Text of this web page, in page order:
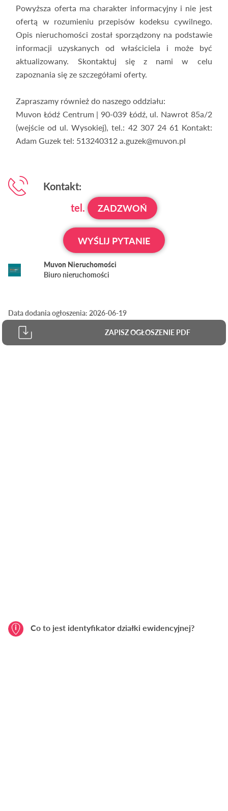
Co to jest identyfikator działki ewidencyjnej?
Powyższa oferta ma charakter informacyjny i nie jest
ofertą w rozumieniu przepisów kodeksu cywilnego.
Opis nieruchomości został sporządzony na podstawie
informacji uzyskanych od właściciela i może być
aktualizowany. Skontaktuj się z nami w celu
zapoznania się ze szczegółami oferty.
Zapraszamy również do naszego oddziału:
Muvon Łódź Centrum | 90-039 Łódź, ul. Nawrot 85a/2
(wejście od ul. Wysokiej), tel.: 42 307 24 61 Kontakt:
Adam Guzek tel: 513240312 a.guzek@muvon.pl
Kontakt:
tel.
ZADZWOŃ
WYŚLIJ PYTANIE
Muvon Nieruchomości
Biuro nieruchomości
Data dodania ogłoszenia: 2026-06-19
ZAPISZ OGŁOSZENIE PDF